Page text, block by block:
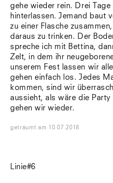
gehe wieder rein. Drei Tage
hinterlassen. Jemand baut
zu einer Flasche
daraus zu trinken. Der
spreche ich mit Bettina,
Zelt, in dem ihr
unserem Fest lassen wir
gehen einfach los. Jedes
kommen, sind wir
aussieht, als wäre die
gehen wir wieder.
geträumt am 10.07.2018
Linie#6